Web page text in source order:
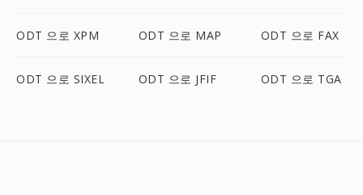
ODT 으로 XPM ODT 으로 MAP ODT 으로 FAX
ODT 으로 SIXEL ODT 으로 JFIF ODT 으로 TGA